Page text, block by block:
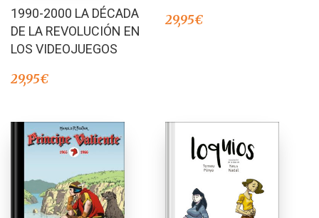
5.00
de 5
1990-2000 LA DÉCADA
DE LA REVOLUCIÓN EN
LOS VIDEOJUEGOS
29,95€
29,95€